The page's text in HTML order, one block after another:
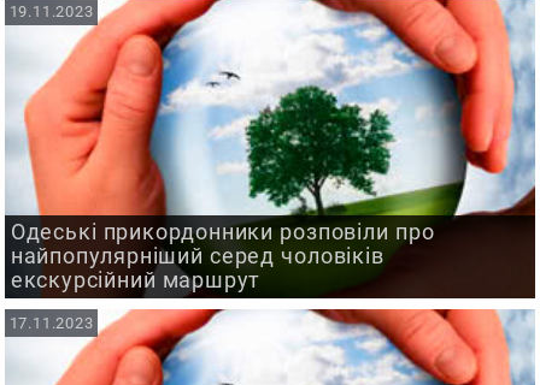
Одеські прикордонники розповіли про
найпопулярніший серед чоловіків
екскурсійний маршрут
19.11.2023
17.11.2023